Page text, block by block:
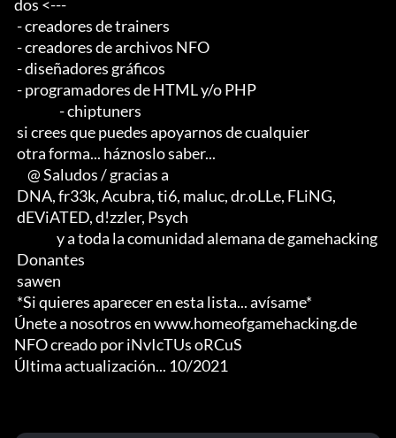
dos <---
Únete a nosotros en www.homeofgamehacking.de
NFO creado por iNvIcTUs oRCuS
Última actualización... 10/2021